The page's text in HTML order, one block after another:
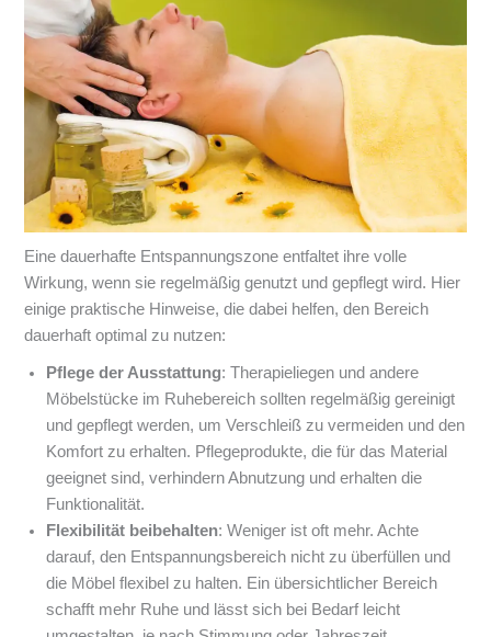
Eine dauerhafte Entspannungszone entfaltet ihre volle
Wirkung, wenn sie regelmäßig genutzt und gepflegt wird. Hier
einige praktische Hinweise, die dabei helfen, den Bereich
dauerhaft optimal zu nutzen:
Pflege der Ausstattung: Therapieliegen und andere
Möbelstücke im Ruhebereich sollten regelmäßig gereinigt
und gepflegt werden, um Verschleiß zu vermeiden und den
Komfort zu erhalten. Pflegeprodukte, die für das Material
geeignet sind, verhindern Abnutzung und erhalten die
Funktionalität.
Flexibilität beibehalten: Weniger ist oft mehr. Achte
darauf, den Entspannungsbereich nicht zu überfüllen und
die Möbel flexibel zu halten. Ein übersichtlicher Bereich
schafft mehr Ruhe und lässt sich bei Bedarf leicht